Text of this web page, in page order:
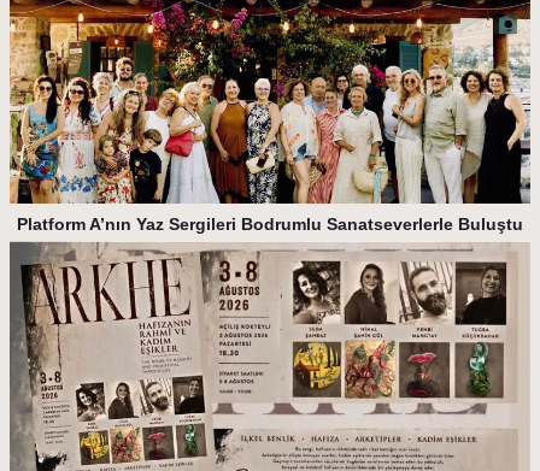
Platform A’nın Yaz Sergileri Bodrumlu Sanatseverlerle Buluştu